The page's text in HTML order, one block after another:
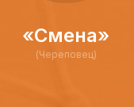
«Смена»
(Череповец)